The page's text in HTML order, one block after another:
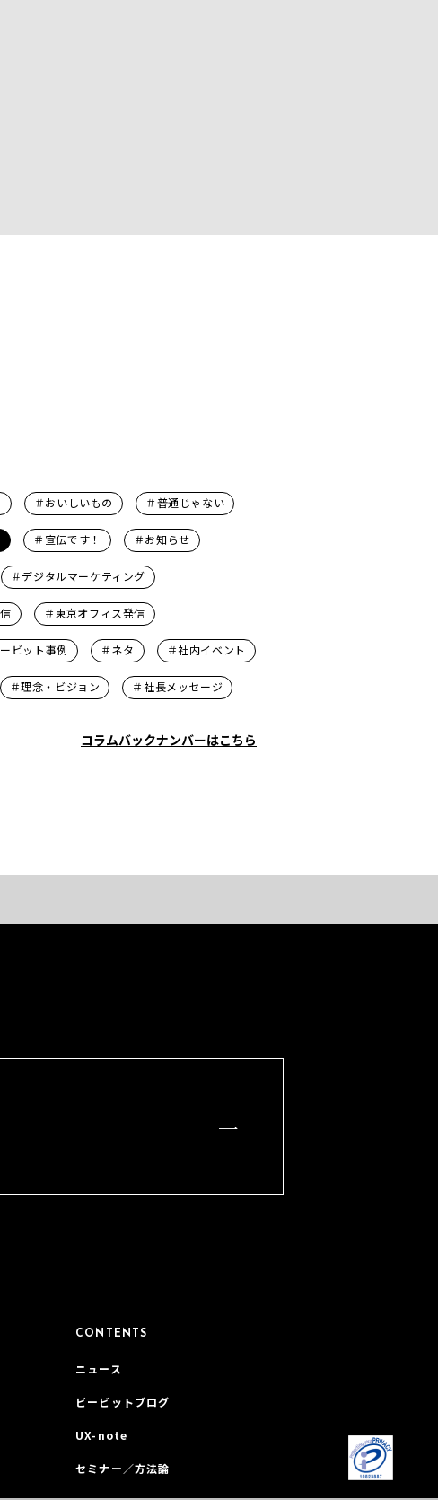
＃おいしいもの ＃普通じゃない
＃宣伝です！ ＃お知らせ
＃デジタルマーケティング
＃東京オフィス発信
ビット事例 ＃ネタ ＃社内イベント
＃理念・ビジョン ＃社長メッセージ
コラムバックナンバーはこちら
CONTENTS
ニュース
ビービットブログ
UX-note
セミナー／方法論